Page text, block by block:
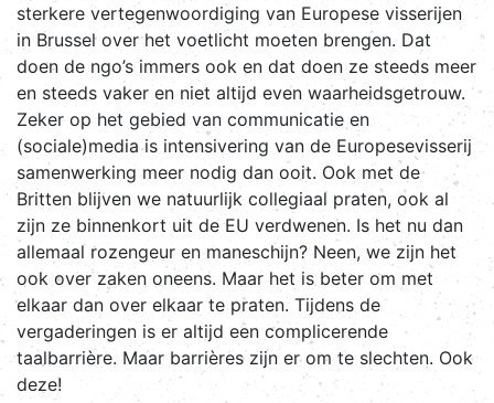
sterkere vertegenwoordiging van Europese visserijen
in Brussel over het voetlicht moeten brengen. Dat
doen de ngo’s immers ook en dat doen ze steeds meer
en steeds vaker en niet altijd even waarheidsgetrouw.
Zeker op het gebied van communicatie en
(sociale)media is intensivering van de Europesevisserij
samenwerking meer nodig dan ooit. Ook met de
Britten blijven we natuurlijk collegiaal praten, ook al
zijn ze binnenkort uit de EU verdwenen. Is het nu dan
allemaal rozengeur en maneschijn? Neen, we zijn het
ook over zaken oneens. Maar het is beter om met
elkaar dan over elkaar te praten. Tijdens de
vergaderingen is er altijd een complicerende
taalbarrière. Maar barrières zijn er om te slechten. Ook
deze!